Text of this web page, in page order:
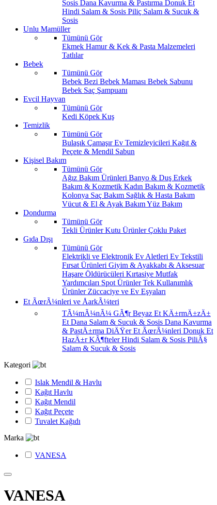
Sosis Dana Kavurma & Pastırma Donuk Et
Hindi Salam & Sosis Piliç Salam & Sucuk &
Sosis
Unlu Mamüller
Tümünü Gör
Ekmek Hamur & Kek & Pasta Malzemeleri
Tatlılar
Bebek
Tümünü Gör
Bebek Bezi Bebek Maması Bebek Sabunu
Bebek Saç Şampuanı
Evcil Hayvan
Tümünü Gör
Kedi Köpek Kuş
Temizlik
Tümünü Gör
Bulaşık ÇamaşırEv Temizleyicileri Kağıt &
Peçete & Mendil Sabun
Kişisel Bakım
Tümünü Gör
Ağız Bakım Ürünleri Banyo & Duş Erkek
Bakım & Kozmetik Kadın Bakım & Kozmetik
Kolonya Saç Bakım Sağlık & Hasta Bakım
Vücut & El & Ayak BakımYüz Bakım
Dondurma
Tümünü Gör
Tekli ÜrünlerKutu ÜrünlerÇoklu Paket
Gıda Dışı
Tümünü Gör
Elektrikli ve Elektronik Ev Aletleri Ev Tekstili
Fırsat Ürünleri Giyim & Ayakkabı & Aksesuar
Haşare Öldürücüleri Kırtasiye Mutfak
Yardımcıları Spot ÜrünlerTek Kullanımlık
Ürünler Züccaciye ve Ev Eşyaları
Et ÃœrÃ¼nleri ve ÅarkÃ¼teri
TÃ¼mÃ¼nÃ¼ GÃ¶rBeyaz Et KÄ±rmÄ±zÄ±
Et Dana Salam & Sucuk & Sosis Dana Kavurma
& PastÄ±rma DiÄŸer Et ÃœrÃ¼nleri Donuk Et
HazÄ±r KÃ¶ftelerHindi Salam & Sosis PiliÃ§
Salam & Sucuk & Sosis
Kategori
Islak Mendil & Havlu
Kağıt Havlu
Kağıt Mendil
Kağıt Peçete
Tuvalet Kağıdı
Marka
VANESA
VANESA